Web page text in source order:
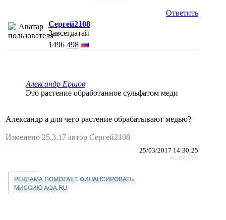
Ответить
Сергей2108
Завсегдатай
1496 498
Александр Ершов
Это растение обработанное сульфатом меди
Александр а для чего растение обрабатывают медью?
Изменено 25.3.17 автор Сергей2108
25/03/2017 14:30:25
#2359774